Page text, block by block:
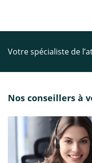
Votre spécialiste de
Nos conseillers à